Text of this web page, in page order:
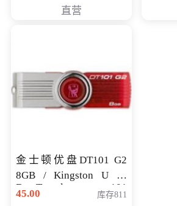
直营
金士顿优盘DT101 G2
8GB / Kingston U 盘
DataTraveler 101
Generati
45.00 库存811